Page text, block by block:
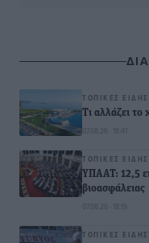
ΤΟΠΙΚΈΣ
Τι αλλάζει το
07.08.26 · 18:41
ΤΟΠΙΚΈΣ
ΥΠΑΑΤ: 12,5
βιοασφάλειας
07.08.26 · 18:19
ΤΟΠΙΚΈΣ